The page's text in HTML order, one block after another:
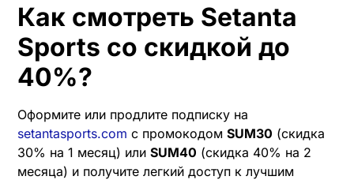
Как смотреть Setanta
Sports со скидкой до
40%?
Оформите или продлите подписку на
setantasports.com с промокодом SUM30 (скидка
30% на 1 месяц) или SUM40 (скидка 40% на 2
месяца) и получите легкий доступ к лучшим